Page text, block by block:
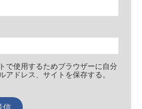
で使用するためブラウザーに自分
アドレス、サイトを保存する。